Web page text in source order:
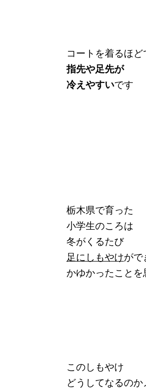
コートを着るほ
指先や足先が
冷えやすいです
栃木県で育った
小学生のころは
冬がくるたび
足にしもやけがで
かゆかったこと
このしもやけ
どうしてなるの